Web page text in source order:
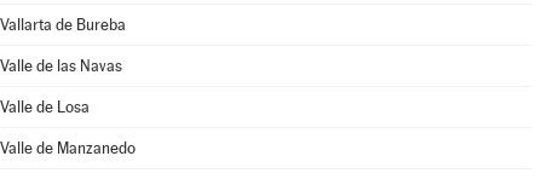
Vallarta de Bureba
Valle de las Navas
Valle de Losa
Valle de Manzanedo